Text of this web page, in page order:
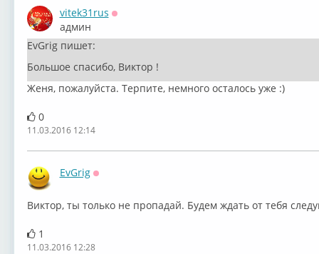
vitek31rus
админ
EvGrig пишет:
Большое спасибо, Виктор !
Женя, пожалуйста. Терпите, немного осталось уже :)
0
11.03.2016 12:14
EvGrig
Виктор, ты только не пропадай. Будем ждать от тебя
1
11.03.2016 12:28